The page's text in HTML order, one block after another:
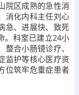
院区成熟的急性消
消化内科主任刘心
急、进展快、致死
。科室已建立24小
合小肠镜诊疗、
监护等核心医疗资
位筑牢危重症患者